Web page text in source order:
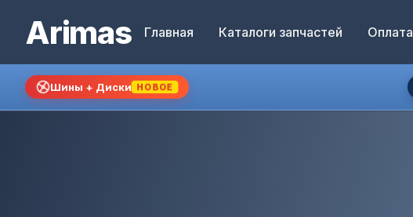
Arimas Главная Каталоги запчастей Оплата
Шины + Диски НОВОЕ